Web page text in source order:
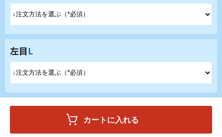
左目L